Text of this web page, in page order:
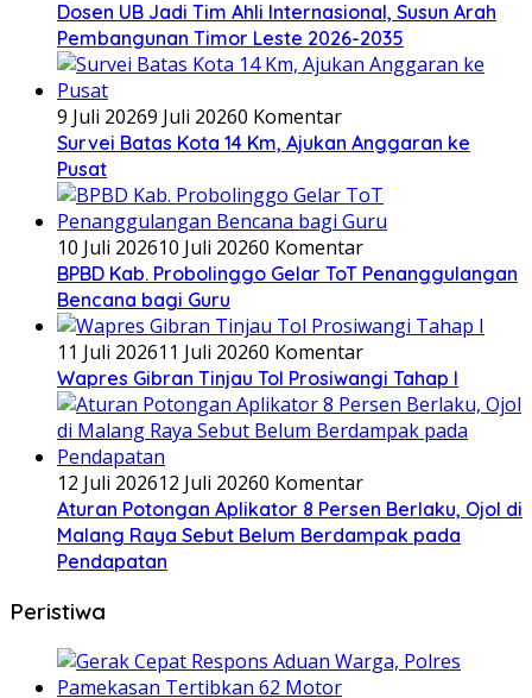
Dosen UB Jadi Tim Ahli Internasional, Susun Arah
Pembangunan Timor Leste 2026-2035
9 Juli 20269 Juli 20260 Komentar
Survei Batas Kota 14 Km, Ajukan Anggaran ke
Pusat
10 Juli 202610 Juli 20260 Komentar
BPBD Kab. Probolinggo Gelar ToT Penanggulangan
Bencana bagi Guru
11 Juli 202611 Juli 20260 Komentar
Wapres Gibran Tinjau Tol Prosiwangi Tahap I
12 Juli 202612 Juli 20260 Komentar
Aturan Potongan Aplikator 8 Persen Berlaku, Ojol di
Malang Raya Sebut Belum Berdampak pada
Pendapatan
Peristiwa